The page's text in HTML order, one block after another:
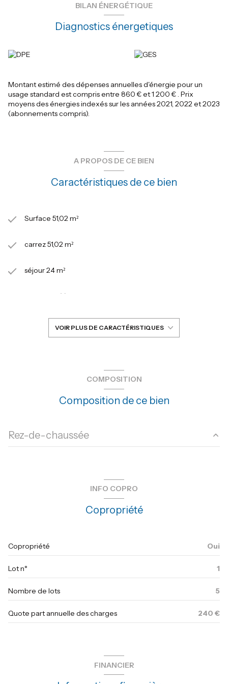
Les informations sur les risques auxquels ce bien est exposé
sont disponibles sur le siteGéorisques
BILAN ÉNERGÉTIQUE
Diagnostics énergetiques
Montant estimé des dépenses annuelles d'énergie pour un
usage standard est compris entre 860 € et 1 200 € . Prix
moyens des énergies indexés sur les années 2021, 2022 et 2023
(abonnements compris).
A PROPOS DE CE BIEN
Caractéristiques de ce bien
Surface 51,02 m²
carrez 51,02 m²
séjour 24 m²
1 chambre(s)
Chauffage individuel : radiateur (electrique)
balcon
VOIR PLUS DE CARACTÉRISTIQUES
COMPOSITION
Composition de ce bien
Rez-de-chaussée
balcon
INFO COPRO
Copropriété
Copropriété Oui
Lot n° 1
Nombre de lots 5
Quote part annuelle des charges 240 €
FINANCIER